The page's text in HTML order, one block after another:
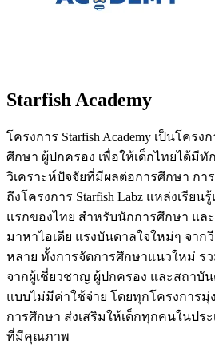
Starfish Academy
โครงการ Starfish Academy เป็นโค
ศึกษา ผู้ปกครอง เพื่อให้เด็กไทยได้มีทั
วิเคราะห์ปัจจัยที่มีผลต่อการศึกษา กา
ถึงโครงการ Starfish Labz แหล่งเรีย
แรกของไทย สำหรับนักการศึกษา แล
มาหาไอเดีย แรงบันดาลใจใหม่ๆ จา
หลาย ทั้งการจัดการศึกษาแนวใหม่ ร
จากผู้เชี่ยวชาญ ผู้ปกครอง และสถาบั
แบบไม่มีค่าใช้จ่าย โดยทุกโครงการ
การศึกษา ส่งเสริมให้เด็กทุกคนในปร
ที่มีคุณภาพ